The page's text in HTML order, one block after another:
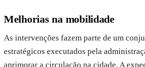
Melhorias na mobilidade
As intervenções fazem parte de um
estratégicos executados pela
aprimorar a circulação na cidade. A